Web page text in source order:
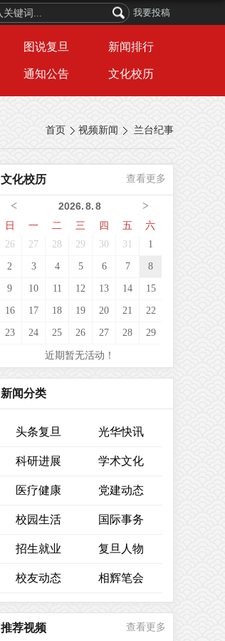
我要投稿
图说复旦 新闻排行
通知公告 文化校历
首页 视频新闻 兰台纪事
文化校历 查看更多
< >
2026.8.8
日
一 二 三 四 五 六
26 27 28 29 30 31 1
2 3 4 5 6 7 8
9 10 11 12 13 14 15
16 17 18 19 20 21 22
23 24 25 26 27 28 29
近期暂无活动！
新闻分类
头条复旦 光华快讯
科研进展 学术文化
医疗健康 党建动态
校园生活 国际事务
招生就业 复旦人物
校友动态 相辉笔会
推荐视频 查看更多